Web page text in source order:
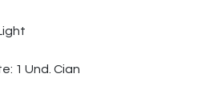
1 Und. Cian